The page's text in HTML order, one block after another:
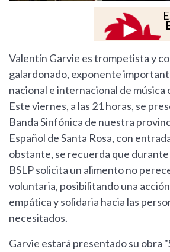
Valentín Garvie es trompetista y
galardonado, exponente
nacional e internacional de
Este viernes, a las 21 horas, se
Banda Sinfónica de nuestra
Español de Santa Rosa, con
obstante, se recuerda que
BSLP solicita un alimento no
voluntaria, posibilitando una
empática y solidaria hacia las
necesitados.
Garvie estará presentado su obra